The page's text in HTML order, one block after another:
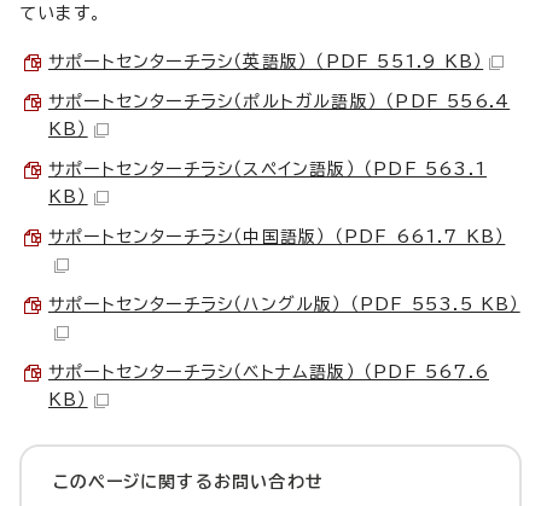
ています。
サポートセンターチラシ（英語版） （PDF 551.9 KB）
サポートセンターチラシ（ポルトガル語版） （PDF 556.4
KB）
サポートセンターチラシ（スペイン語版） （PDF 563.1
KB）
サポートセンターチラシ（中国語版） （PDF 661.7 KB）
サポートセンターチラシ（ハングル版） （PDF 553.5 KB）
サポートセンターチラシ（ベトナム語版） （PDF 567.6
KB）
このページに関する お問い合わせ